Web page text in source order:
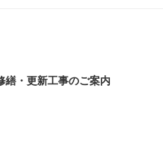
繕・更新工事のご案内